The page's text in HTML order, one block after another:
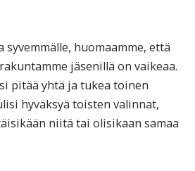
syvemmälle, huomaamme, että
jäsenillä on vaikeaa.
pitää yhtä ja tukea toinen
hyväksyä toisten valinnat,
niitä tai olisikaan samaa